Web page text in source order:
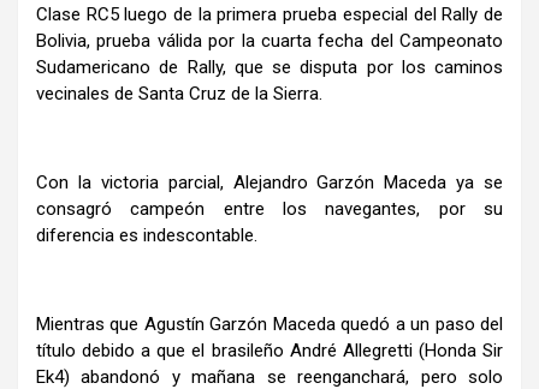
Clase RC5 luego de la primera prueba especial del Rally de
Bolivia, prueba válida por la cuarta fecha del Campeonato
Sudamericano de Rally, que se disputa por los caminos
vecinales de Santa Cruz de la Sierra.
Con la victoria parcial, Alejandro Garzón Maceda ya se
consagró campeón entre los navegantes, por su
diferencia es indescontable.
Mientras que Agustín Garzón Maceda quedó a un paso del
título debido a que el brasileño André Allegretti (Honda Sir
Ek4) abandonó y mañana se reenganchará, pero solo